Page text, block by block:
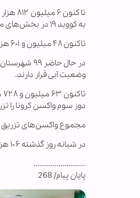
به کووید ۱۹ در بخش‌های مراقبت‌های ویژه بیمارستان‌ها تحت مراقبت قرار دارند.
تاکنون ۴۸ میلیون و ۶۰۱ هزار و ۱۱۸ آزمایش تشخیص کووید ۱۹ در کشور انجام شده است.
وضعیت آبی قرار دارند.
دوز سوم واکسن کرونا را
مجموع واکسن‌های تزریق شده در کشور به ۱۴۵
در شبانه روز گذشته ۱۰۶ هزار و ۱۶۶ دوز واکسن کرونا در کشور تزریق شده است.
...........................
پایان پیام/ 268